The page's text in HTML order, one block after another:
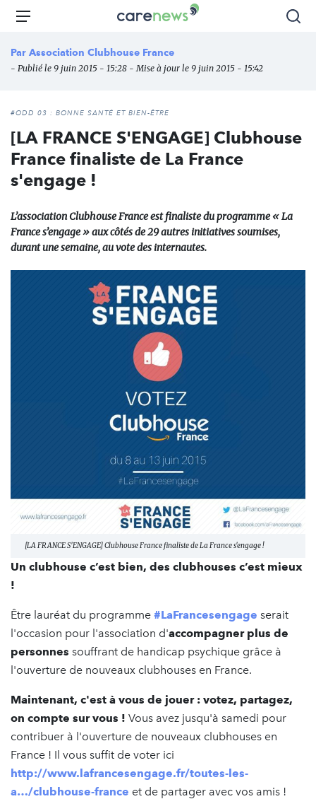
Aller
principal
Carenews,
média
des
l'engagement
Menu
Par Association Clubhouse France
- Publié le 9 juin 2015 - 15:28 - Mise à jour le 9 juin 2015 - 15:42
#ODD 03 : BONNE SANTÉ ET BIEN-ÊTRE
[LA FRANCE S'ENGAGE] Clubhouse
France finaliste de La France
s'engage !
L’association Clubhouse France est finaliste du programme « La
France s’engage » aux côtés de 29 autres initiatives soumises,
durant une semaine, au vote des internautes.
[LA FRANCE S'ENGAGE] Clubhouse France finaliste de La France s'engage !
Un clubhouse c’est bien, des clubhouses c’est mieux
!
Être lauréat du programme #‎LaFrancesengage‬ serait
l'occasion pour l'association d'accompagner plus de
personnes souffrant de handicap psychique grâce à
l'ouverture de nouveaux clubhouses en France.
Maintenant, c'est à vous de jouer : votez, partagez,
on compte sur vous ! Vous avez jusqu'à samedi pour
contribuer à l'ouverture de nouveaux clubhouses en
France ! Il vous suffit de voter ici
http://www.lafrancesengage.fr/toutes-les-
a…/clubhouse-france et de partager avec vos amis !